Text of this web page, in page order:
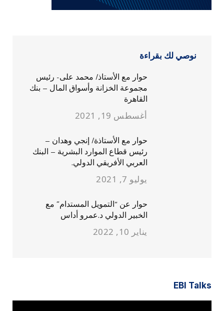
نوصي لك بقراءة
حوار مع الأستاذ/ محمد على- رئيس
مجموعة الخزانة وأسواق المال – بنك
القاهرة
أغسطس 19, 2021
حوار مع الأستاذة/ إنجي وهدان –
رئيس قطاع الموارد البشرية – البنك
العربي الأفريقي الدولي.
يوليو 7, 2021
حوار عن “التمويل المستدام” مع
الخبير الدولي د.عمرو أداس
يناير 10, 2022
EBI Talks